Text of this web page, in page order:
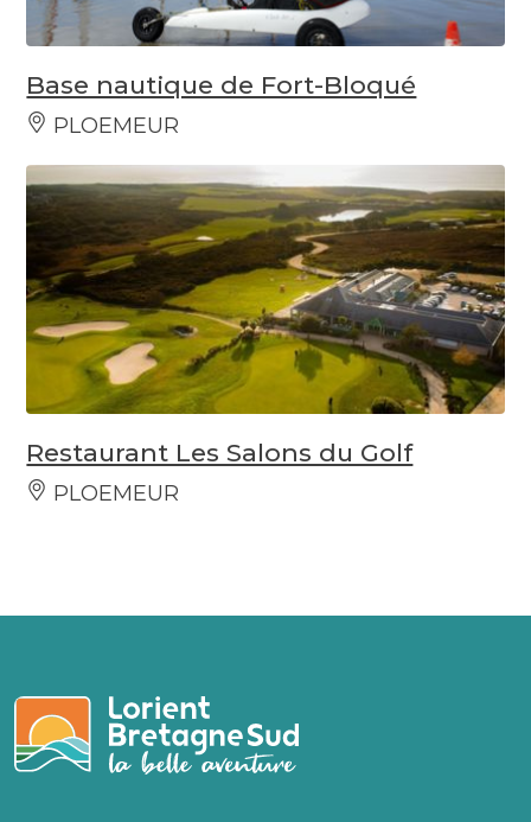
Base nautique de Fort-Bloqué
PLOEMEUR
Restaurant Les Salons du Golf
PLOEMEUR